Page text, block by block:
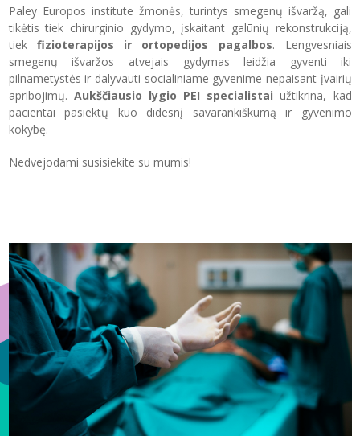
Paley Europos institute žmonės, turintys smegenų išvaržą, gali
tikėtis tiek chirurginio gydymo, įskaitant galūnių rekonstrukciją,
tiek fizioterapijos ir ortopedijos pagalbos. Lengvesniais
smegenų išvaržos atvejais gydymas leidžia gyventi iki
pilnametystės ir dalyvauti socialiniame gyvenime nepaisant įvairių
apribojimų. Aukščiausio lygio PEI specialistai užtikrina, kad
pacientai pasiektų kuo didesnį savarankiškumą ir gyvenimo
kokybę.
Nedvejodami susisiekite su mumis!